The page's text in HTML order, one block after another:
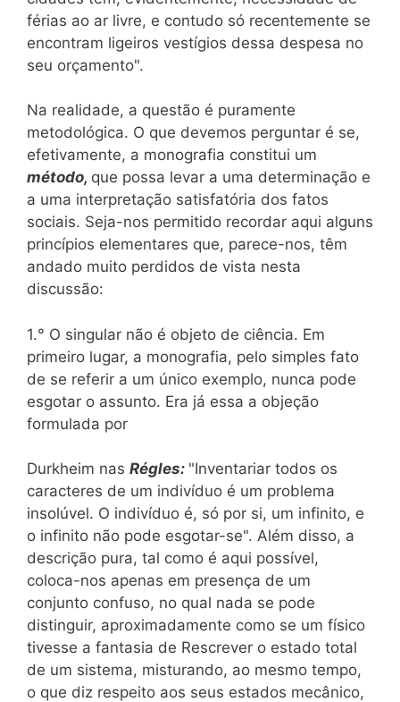
férias ao ar livre, e contudo só recentemente se
encontram ligeiros vestígios dessa despesa no
seu orçamento".
Na realidade, a questão é puramente
metodológica. O que devemos perguntar é se,
efetivamente, a monografia constitui um
método, que possa levar a uma determinação e
a uma interpretação satisfatória dos fatos
sociais. Seja-nos permitido recordar aqui alguns
princípios elementares que, parece-nos, têm
andado muito perdidos de vista nesta
discussão:
1.° O singular não é objeto de ciência. Em
primeiro lugar, a monografia, pelo simples fato
de se referir a um único exemplo, nunca pode
esgotar o assunto. Era já essa a objeção
formulada por
Durkheim nas Régles: "Inventariar todos os
caracteres de um indivíduo é um problema
insolúvel. O indivíduo é, só por si, um infinito, e
o infinito não pode esgotar-se". Além disso, a
descrição pura, tal como é aqui possível,
coloca-nos apenas em presença de um
conjunto confuso, no qual nada se pode
distinguir, aproximadamente como se um físico
tivesse a fantasia de Rescrever o estado total
de um sistema, misturando, ao mesmo tempo,
o que diz respeito aos seus estados mecânico,